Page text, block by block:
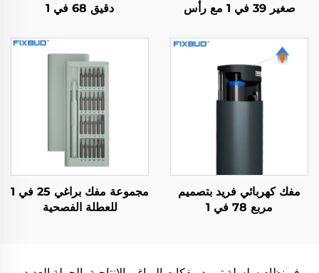
صغير 39 في 1 مع رأس
دقيق 68 في 1
مفك كهربائي فريد بتصميم
مربع 78 في 1
مجموعة مفك براغي 25 في 1
للعطلة الفصحية